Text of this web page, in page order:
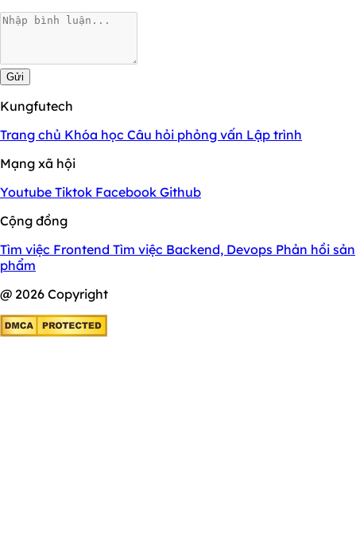
Gửi
Kungfutech
Trang chủ Khóa học Câu hỏi phỏng vấn Lập trình
Mạng xã hội
Youtube Tiktok Facebook Github
Cộng đồng
Tìm việc Frontend Tìm việc Backend, Devops Phản hồi sản
phẩm
@ 2026 Copyright